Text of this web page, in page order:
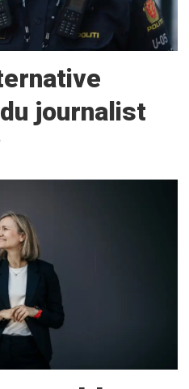
journalist